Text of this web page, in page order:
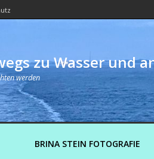
zu Wasser und
werden
BRINA STEIN FOTOGRAFIE